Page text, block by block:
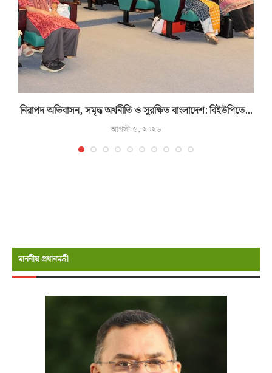
নিরাপদ অভিবাসন, সমৃদ্ধ অর্থনীতি ও সুরক্ষিত বাংলাদেশ: বিইউপিতে...
আগস্ট ৬, ২০২৬
মাননীয় প্রধানমন্রী